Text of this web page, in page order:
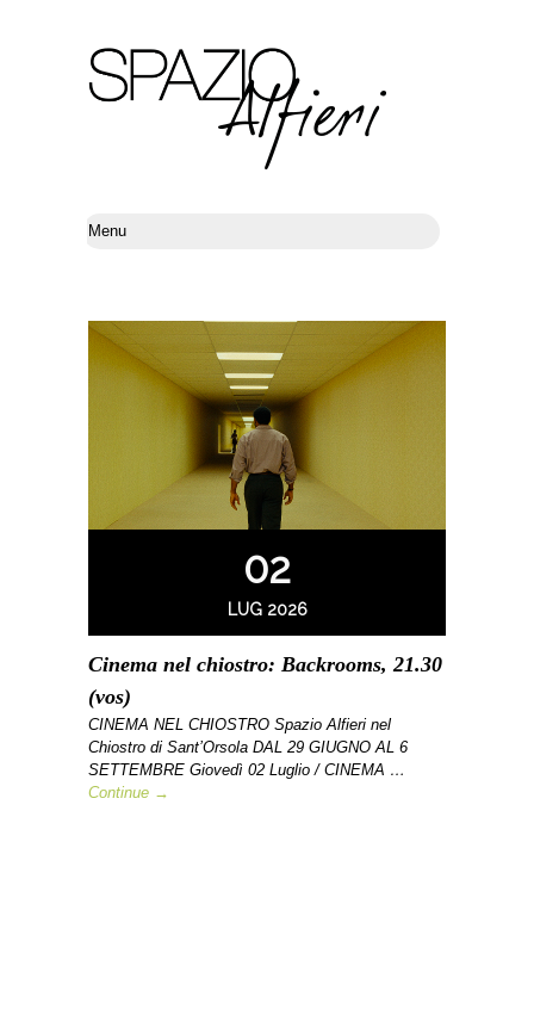
02
LUG 2026
Cinema nel chiostro: Backrooms, 21.30
(vos)
CINEMA NEL CHIOSTRO Spazio Alfieri nel
Chiostro di Sant’Orsola DAL 29 GIUGNO AL 6
SETTEMBRE Giovedì 02 Luglio / CINEMA …
Continue →